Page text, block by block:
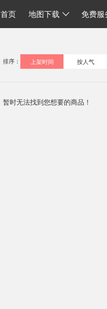
首页 地图下载 免费服
排序： 上架时间 按人气
暂时无法找到您想要的商品！